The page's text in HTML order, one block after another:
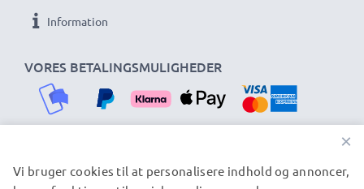
VORES BETALINGSMULIGHEDER
Information
VORES FORSENDELSESPARTNERE
×
Vi bruger cookies til at personalisere indhold og annoncer,